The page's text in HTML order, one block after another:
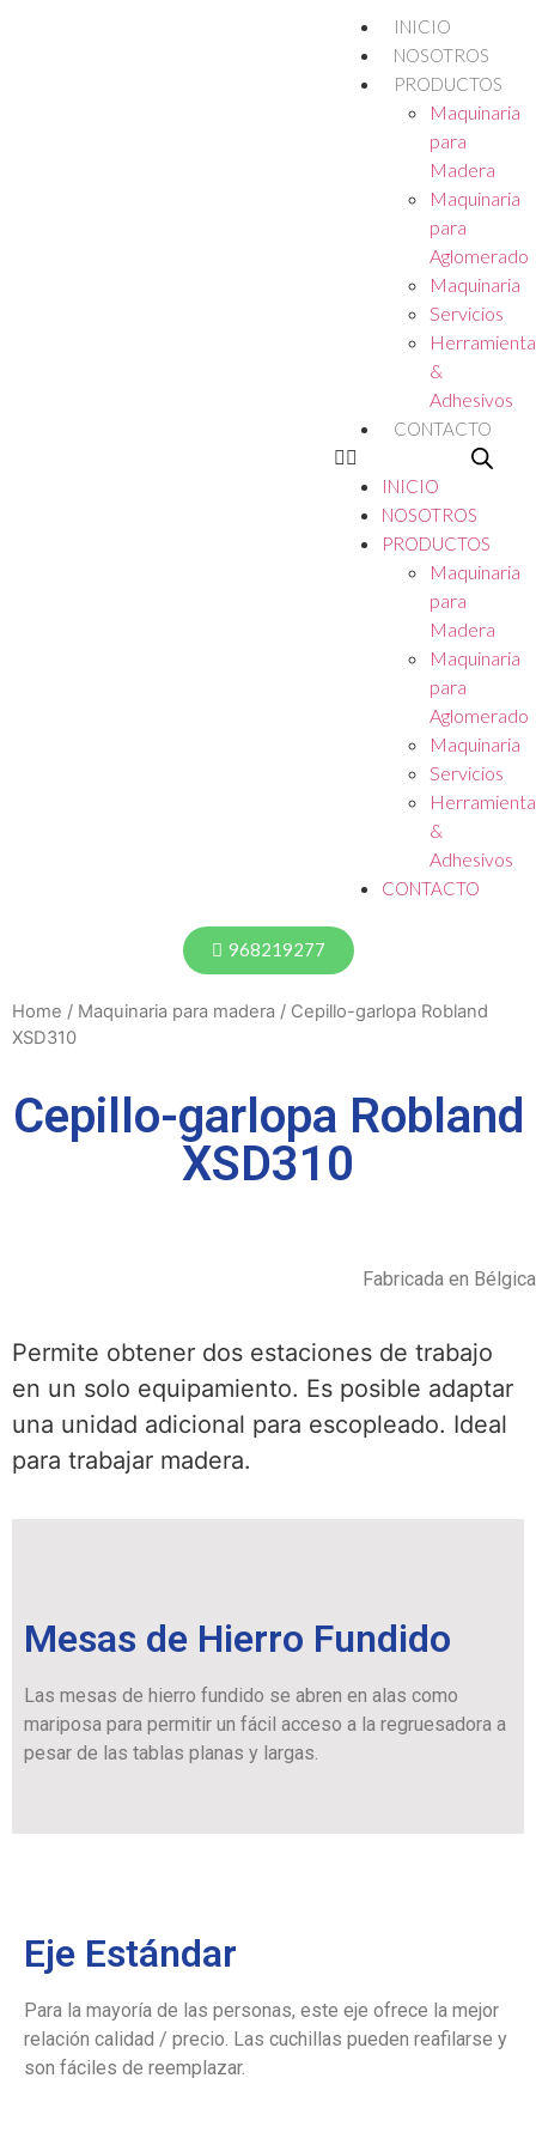
INICIO
NOSOTROS
PRODUCTOS
Maquinaria
para
Madera
Maquinaria
para
Aglomerado
Maquinaria
Servicios
&
Adhesivos
CONTACTO
INICIO
NOSOTROS
PRODUCTOS
Maquinaria
para
Madera
Maquinaria
para
Aglomerado
Maquinaria
Servicios
&
Adhesivos
CONTACTO
968219277
Home / Maquinaria para madera / Cepillo-garlopa Robland
XSD310
Cepillo-garlopa Robland
XSD310
Fabricada en Bélgica
Permite obtener dos estaciones de trabajo
en un solo equipamiento. Es posible adaptar
una unidad adicional para escopleado. Ideal
para trabajar madera.
Mesas de Hierro Fundido
Las mesas de hierro fundido se abren en alas como
mariposa para permitir un fácil acceso a la regruesadora a
pesar de las tablas planas y largas.
Eje Estándar
Para la mayoría de las personas, este eje ofrece la mejor
relación calidad / precio. Las cuchillas pueden reafilarse y
son fáciles de reemplazar.